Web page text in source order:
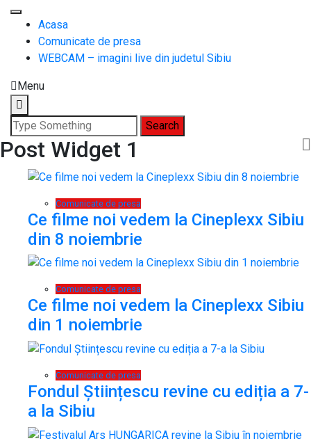
… locatii si evenimente
din Sibiu!!!
Acasa
Comunicate de presa
WEBCAM – imagini live din judetul Sibiu
Menu
Search
for:
Post Widget 1
Comunicate de presa
Ce filme noi vedem la Cineplexx Sibiu
din 8 noiembrie
Comunicate de presa
Ce filme noi vedem la Cineplexx Sibiu
din 1 noiembrie
Comunicate de presa
Fondul Științescu revine cu ediția a 7-
a la Sibiu